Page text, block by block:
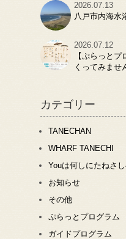
2026.07.13
八戸市内海水
2026.07.12
【ぷらっと
くってみませ
カテゴリー
TANECHAN
WHARF TANECHI
Youは何しにたねさし
お知らせ
その他
ぷらっとプログラム
ガイドプログラム